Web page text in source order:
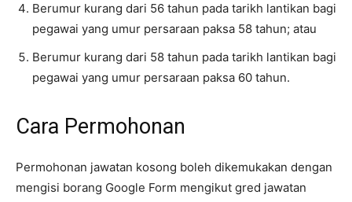
Berumur kurang dari 56 tahun pada tarikh lantikan bagi
pegawai yang umur persaraan paksa 58 tahun; atau
Berumur kurang dari 58 tahun pada tarikh lantikan bagi
pegawai yang umur persaraan paksa 60 tahun.
Cara Permohonan
Permohonan jawatan kosong boleh dikemukakan dengan
mengisi borang Google Form mengikut gred jawatan